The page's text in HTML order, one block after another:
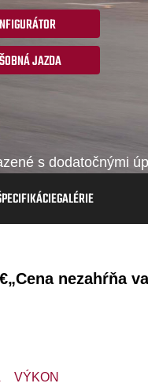
JAZDA
s dodatočnými
GALÉRIE
„Cena nezahŕňa
VÝKON